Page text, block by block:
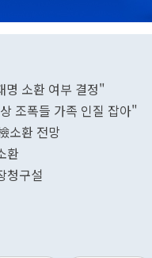
명 소환 여부 결정"
조폭들 가족 인질 잡아"
소환 전망
환
청구설